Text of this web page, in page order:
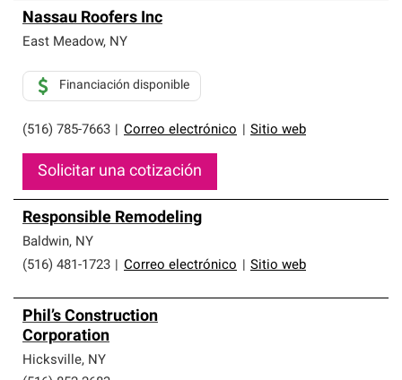
Nassau Roofers Inc
East Meadow, NY
(516) 785-7663 Correo electrónico Sitio web
Financiación disponible
Solicitar una cotización
Responsible Remodeling
Baldwin, NY
(516) 481-1723
Correo electrónico Sitio web
Phil’s Construction
Corporation
Hicksville, NY